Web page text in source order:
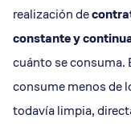
realización de
constante y
cuánto se consuma.
consume menos de
todavía limpia,